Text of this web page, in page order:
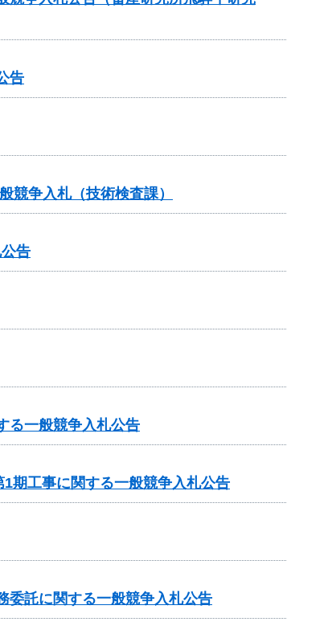
告
競争入札（技術検査課）
告
る一般競争入札公告
期工事に関する一般競争入札公告
託に関する一般競争入札公告